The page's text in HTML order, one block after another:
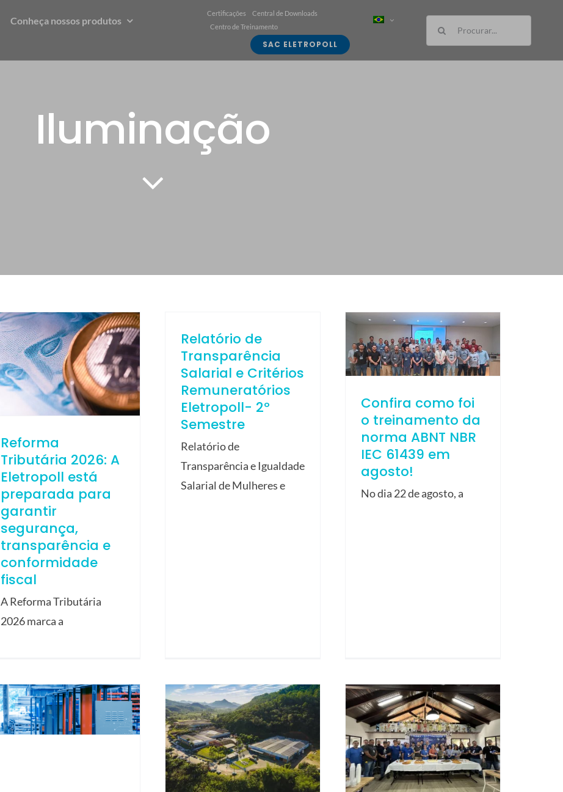
Conheça nossos produtos
Certificações
Central de Downloads
Centro de Treinamento
SAC ELETROPOLL
Buscar
resultados
para:
Iluminação
Reforma
Tributária 2026: A
Eletropoll está
preparada para
garantir
segurança,
transparência e
conformidade
fiscal
A Reforma Tributária
2026 marca a
Relatório de
Transparência
Salarial e Critérios
Remuneratórios
Eletropoll- 2º
Semestre
Relatório de
Transparência e Igualdade
Salarial de Mulheres e
Confira como foi
o treinamento da
norma ABNT NBR
IEC 61439 em
agosto!
No dia 22 de agosto, a